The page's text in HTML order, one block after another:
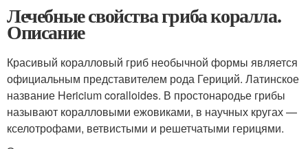
Лечебные свойства гриба коралла.
Описание
Красивый коралловый гриб необычной формы является
официальным представителем рода Гериций. Латинское
название Hericium coralloides. В простонародье грибы
называют коралловыми ежовиками, в научных кругах —
кселотрофами, ветвистыми и решетчатыми герицями.